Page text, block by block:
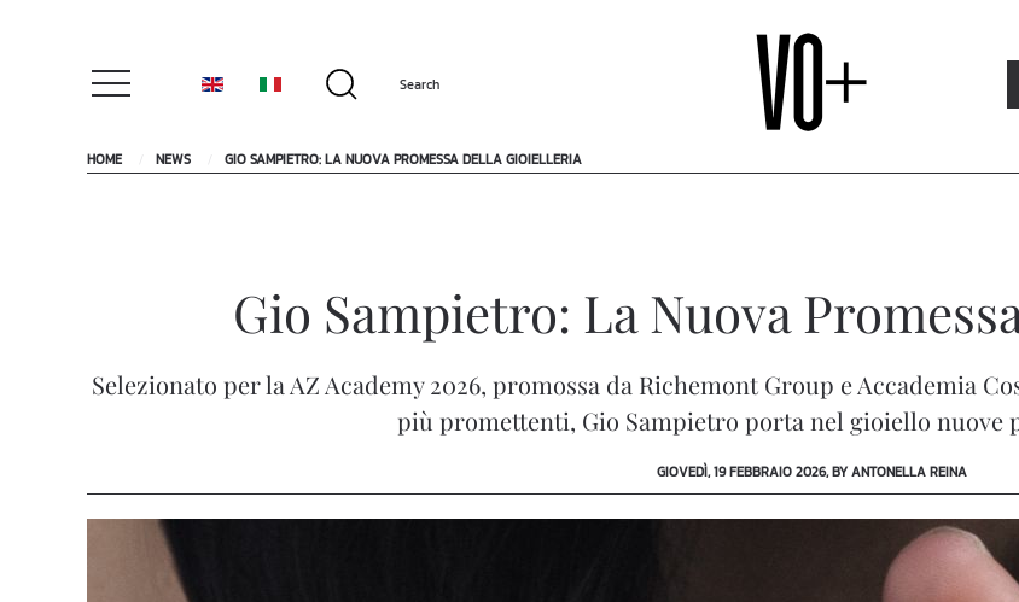
HOME NEWS GIO SAMPIETRO: LA NUOVA PROMESSA DELLA GIOIELLERIA
Gio Sampietro: La Nuova
Selezionato per la AZ Academy 2026, promossa da Richemont Group e Accademia
più promettenti, Gio Sampietro porta nel gioiello nuove
GIOVEDÌ, 19 FEBBRAIO 2026, BY ANTONELLA REINA